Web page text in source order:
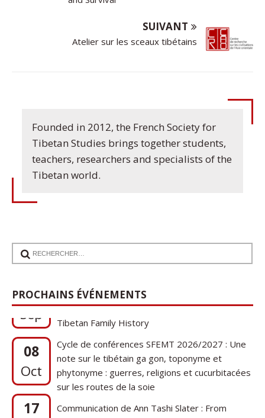
SUIVANT
Atelier sur les sceaux tibétains
Founded in 2012, the French Society for
Tibetan Studies brings together students,
teachers, researchers and specialists of the
Tibetan world.
PROCHAINS ÉVÉNEMENTS
Sep
1920s Tibet to 21st-Century Darjeeling: A
Tibetan Family History
08
Oct
Cycle de conférences SFEMT 2026/2027 : Une
note sur le tibétain ga gon, toponyme et
phytonyme : guerres, religions et cucurbitacées
sur les routes de la soie
17
Sep
Communication de Ann Tashi Slater : From
1920s Tibet to 21st-Century Darjeeling: A